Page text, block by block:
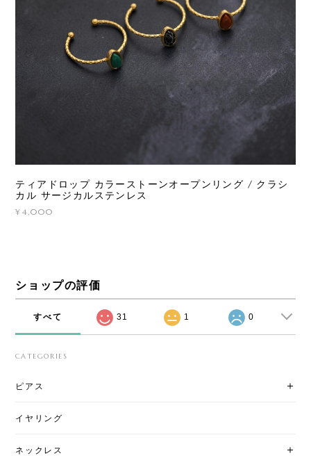
ティアドロップ カラーストーンオープンリング / クラシ
カル サージカルステンレス
¥4,000
ショップの評価
すべて 31 1 0
CATEGORIES
ピアス
イヤリング
ネックレス